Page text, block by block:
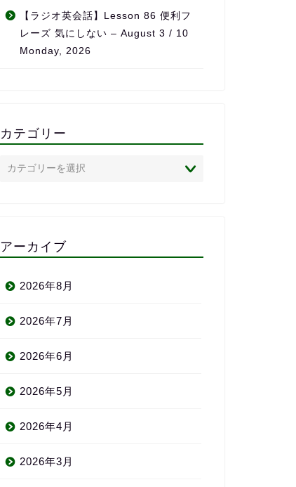
「この先生のもとでなら頑張
れる」と思える環境です。本
気で英語力を伸ばしたい方に
は、心からおすすめしたいス
【ラジオ英会話】Lesson 86 便利フ
レーズ 気にしない – August 3 / 10
Monday, 2026
カテゴリー
アーカイブ
2026年8月
2026年7月
2026年6月
2026年5月
2026年4月
2026年3月